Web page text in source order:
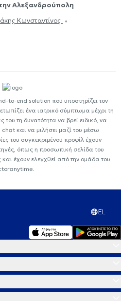
Αλεξανδρούπολη
Κωνσταντίνος
to-end solution που υποστηρίζει τον
ένα ιατρικό σύμπτωμα μέχρι τη
του τη δυνατότητα να βρεί ειδικό, να
και να μιλήσει μαζί του μέσω
του συγκεκριμένου προφίλ έχουν
όπως η προσωπική σελίδα του
έχουν ελεγχθεί από την ομάδα του
EL